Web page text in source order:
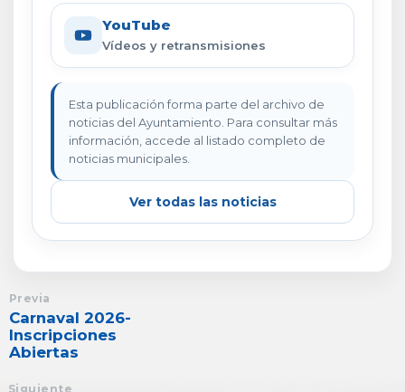
YouTube
Vídeos y retransmisiones
Esta publicación forma parte del archivo de
noticias del Ayuntamiento. Para consultar más
información, accede al listado completo de
noticias municipales.
Ver todas las noticias
Previa
Carnaval 2026-
Inscripciones
Abiertas
Siguiente